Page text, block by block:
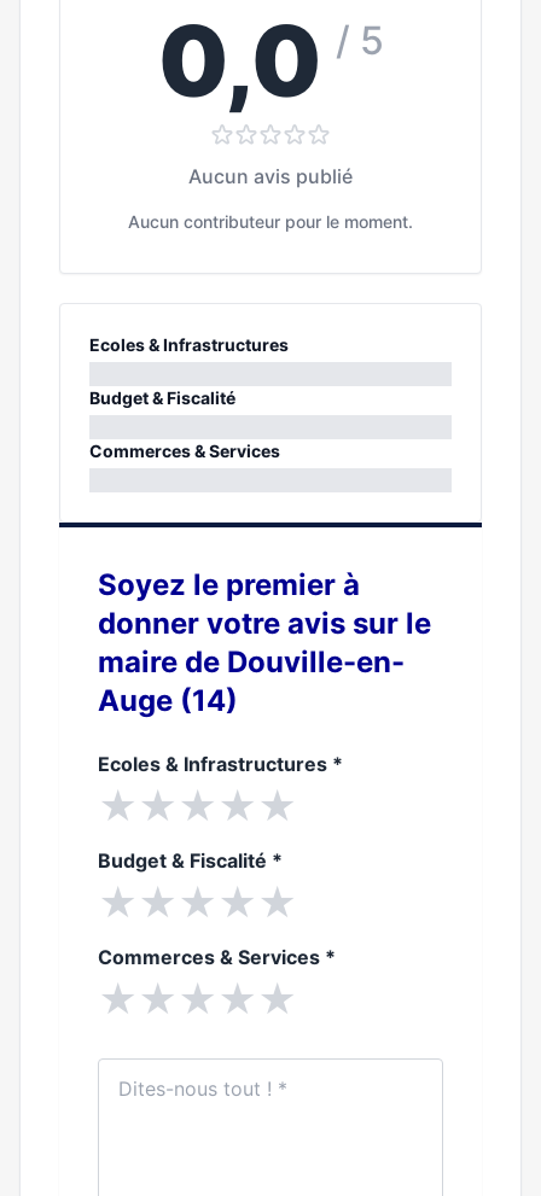
0,0 / 5
Aucun avis publié
Aucun contributeur pour le moment.
Ecoles & Infrastructures
0%
Budget & Fiscalité
0%
Commerces & Services
Soyez le premier à
donner votre avis sur le
maire de Douville-en-
Auge (14)
Ecoles & Infrastructures *
★★★★★
Budget & Fiscalité *
★★★★★
Commerces & Services *
★★★★★